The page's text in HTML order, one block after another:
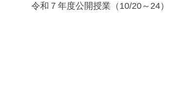
令和７年度公開授業（10/20～24）